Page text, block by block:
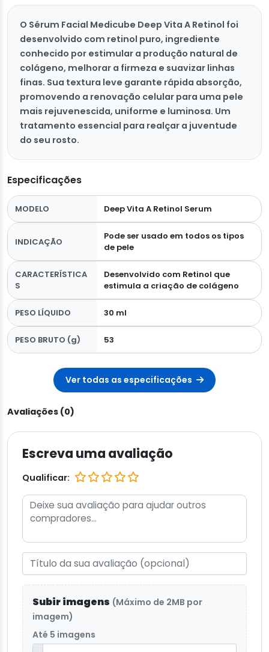
O Sérum Facial Medicube Deep Vita A Retinol foi
desenvolvido com retinol puro, ingrediente
conhecido por estimular a produção natural de
colágeno, melhorar a firmeza e suavizar linhas
finas. Sua textura leve garante rápida absorção,
promovendo a renovação celular para uma pele
mais rejuvenescida, uniforme e luminosa. Um
tratamento essencial para realçar a juventude
do seu rosto.
Especificações
MODELO Deep Vita A Retinol Serum
INDICAÇÃO
Pode ser usado em todos os tipos
de pele
CARACTERÍSTICA
S
Desenvolvido com Retinol que
estimula a criação de colágeno
PESO LÍQUIDO 30 ml
PESO BRUTO (g) 53
Ver todas as especificações
Avaliações (0)
Escreva uma avaliação
Qualificar:
Subir imagens (Máximo de 2MB por
imagem)
Até 5 imagens